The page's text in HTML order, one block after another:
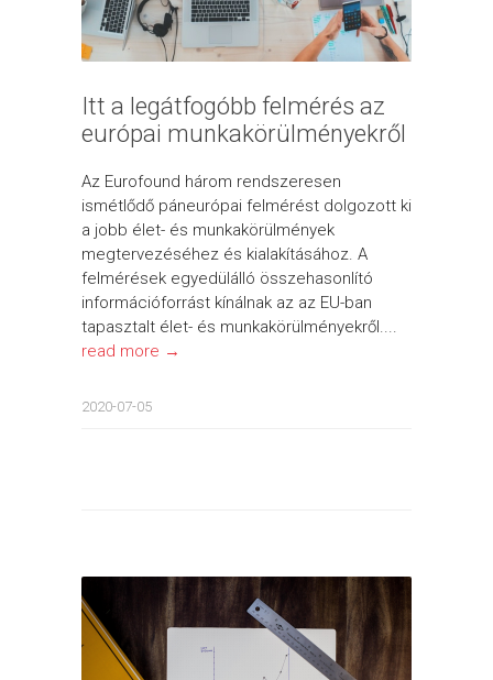
Itt a legátfogóbb felmérés az
európai munkakörülményekről
Az Eurofound három rendszeresen
ismétlődő páneurópai felmérést dolgozott ki
a jobb élet- és munkakörülmények
megtervezéséhez és kialakításához. A
felmérések egyedülálló összehasonlító
információforrást kínálnak az az EU-ban
tapasztalt élet- és munkakörülményekről....
read more →
2020-07-05